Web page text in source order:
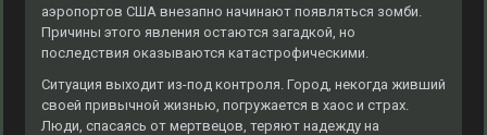
аэропортов США внезапно начинают появляться зомби.
Причины этого явления остаются загадкой, но
последствия оказываются катастрофическими.
Ситуация выходит из-под контроля. Город, некогда живший
своей привычной жизнью, погружается в хаос и страх.
Люди, спасаясь от мертвецов, теряют надежду на